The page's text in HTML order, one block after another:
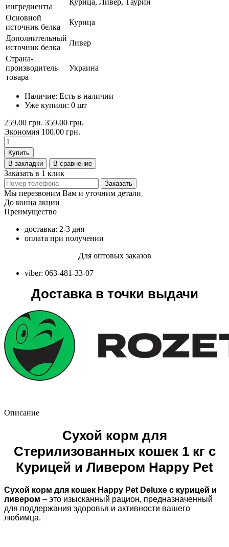
ингредиенты
Основной
источник белка
Курица
Дополнительный
источник белка
Ливер
Страна-
производитель
товара
Украина
Наличие: Есть в наличии
Уже купили: 0 шт
259.00 грн. 359.00 грн.
Экономия 100.00 грн.
Купить
В закладки
В сравнение
Заказать в 1 клик
Заказать
Мы перезвоним Вам и уточним детали
До конца акции
Преимущество
доставка: 2-3 дня
оплата при получении
Для оптовых заказов
viber: 063-481-33-07
Доставка в точки выдачи
Описание
Сухой корм для
Стерилизованных кошек 1 кг с
Курицей и Ливером Happy Pet
Сухой корм для кошек Happy Pet Deluxe с курицей и
ливером – это изысканный рацион, предназначенный
для поддержания здоровья и активности вашего
любимца.